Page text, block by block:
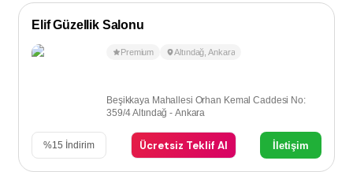
Elif Güzellik Salonu
Premium Altındağ ,Ankara
Beşikkaya Mahallesi Orhan Kemal Caddesi No:
359/4 Altındağ - Ankara
%15 İndirim Ücretsiz Teklif Al İletişim